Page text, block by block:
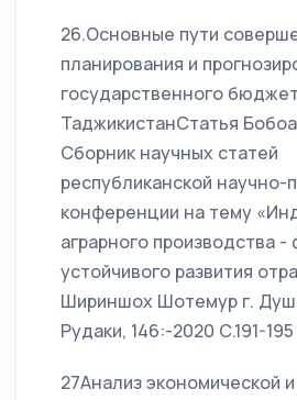
26.Основные пути
планирования и
государственного
ТаджикистанСтатья
Сборник научных статей
республиканской научно-
конференции на тему
аграрного производства -
устойчивого развития
Шириншох Шотемур г.
Рудаки, 146:-2020 С.191-195
27Анализ экономической